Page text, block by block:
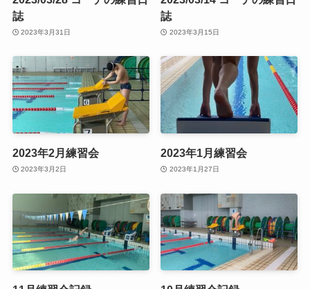
誌
2023年3月31日
誌
2023年3月15日
2023年2月練習会
2023年3月2日
2023年1月練習会
2023年1月27日